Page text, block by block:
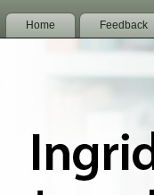
Home Feedback